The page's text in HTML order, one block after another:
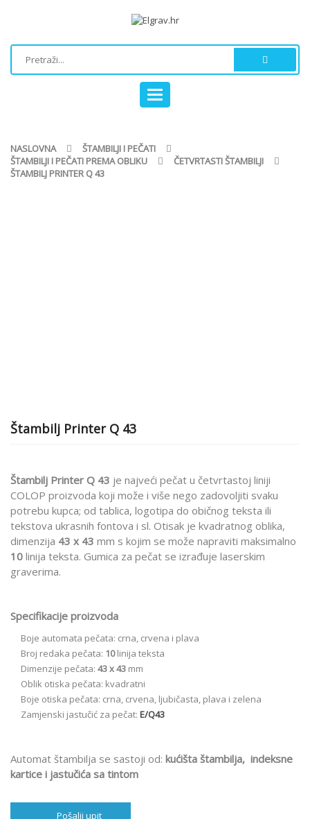
Toggle
navigation
NASLOVNA
ŠTAMBILJI I PEČATI
ŠTAMBILJI I PEČATI PREMA OBLIKU
ČETVRTASTI ŠTAMBILJI
ŠTAMBILJ PRINTER Q 43
Štambilj Printer Q 43
Štambilj Printer Q 43 je najveći pečat u četvrtastoj liniji
COLOP proizvoda koji može i više nego zadovoljiti svaku
potrebu kupca; od tablica, logotipa do običnog teksta ili
tekstova ukrasnih fontova i sl. Otisak je kvadratnog oblika,
dimenzija 43 x 43 mm s kojim se može napraviti maksimalno
10 linija teksta. Gumica za pečat se izrađuje laserskim
graverima.
Specifikacije proizvoda
Boje automata pečata: crna, crvena i plava
Broj redaka pečata: 10linija teksta
Dimenzije pečata: 43 x 43 mm
Oblik otiska pečata: kvadratni
Boje otiska pečata: crna, crvena, ljubičasta, plava i zelena
Zamjenski jastučić za pečat: E/Q43
Automat štambilja se sastoji od: kućišta štambilja, indeksne
kartice i jastučića sa tintom
Pošalji upit